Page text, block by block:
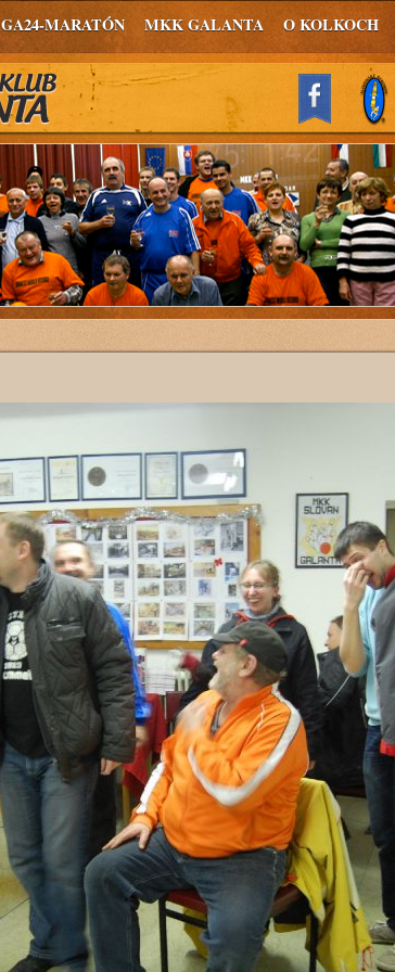
GA24-MARATÓN MKK GALANTA O KOLKOCH